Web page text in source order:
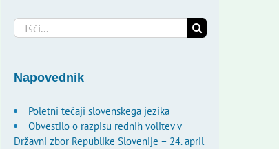
Search
for:
Napovednik
Poletni tečaji slovenskega jezika
Obvestilo o razpisu rednih volitev v
Državni zbor Republike Slovenije – 24. april